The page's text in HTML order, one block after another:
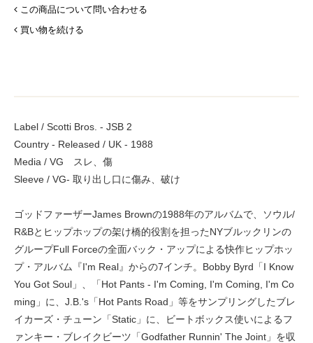
この商品について問い合わせる
買い物を続ける
Label / Scotti Bros. - JSB 2
Country - Released / UK - 1988
Media / VG スレ、傷
Sleeve / VG- 取り出し口に傷み、破け
ゴッドファーザーJames Brownの1988年のアルバムで、ソウル/
R&Bとヒップホップの架け橋的役割を担ったNYブルックリンの
グループFull Forceの全面バック・アップによる快作ヒップホッ
プ・アルバム『I'm Real』からの7インチ。Bobby Byrd「I Know
You Got Soul」、「Hot Pants - I'm Coming, I'm Coming, I'm Co
ming」に、J.B.'s「Hot Pants Road」等をサンプリングしたブレ
イカーズ・チューン「Static」に、ビートボックス使いによるフ
ァンキー・ブレイクビーツ「Godfather Runnin' The Joint」を収